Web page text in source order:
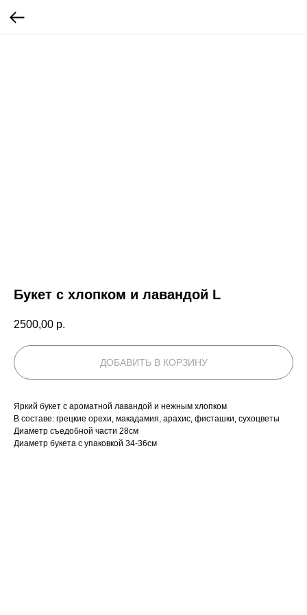
Букет с хлопком и лавандой L
2500,00 р.
ДОБАВИТЬ В КОРЗИНУ
Яркий букет с ароматной лавандой и нежным хлопком
В составе: грецкие орехи, макадамия, арахис, фисташки, сухоцветы
Диаметр съедобной части 28см
Диаметр букета с упаковкой 34-36см